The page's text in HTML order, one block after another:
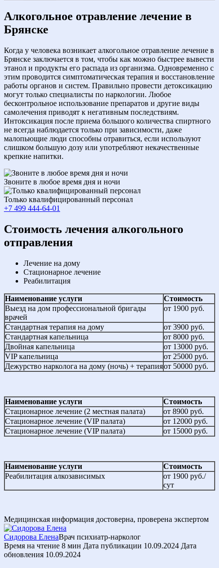
Алкогольное отравление лечение в
Брянске
Когда у человека возникает алкогольное отравление лечение в
Брянске заключается в том, чтобы как можно быстрее вывести
этанол и продукты его распада из организма. Одновременно с
этим проводится симптоматическая терапия и восстановление
работы органов и систем. Правильно провести детоксикацию
могут только специалисты по наркологии. Любое
бесконтрольное использование препаратов и другие виды
самолечения приводят к негативным последствиям.
Интоксикация после приема большого количества спиртного
не всегда наблюдается только при зависимости, даже
малопьющие люди способны отравиться, если используют
слишком большую дозу или употребляют некачественные
крепкие напитки.
Звоните в любое время дня и ночи
Только квалифицированный персонал
+7 499 444-64-01
Cтоимость лечения алкогольного
отправления
Лечение на дому
Стационарное лечение
Реабилитация
Наименование услуги
Стоимость
Выезд на дом профессиональной бригады
врачей
от 1900 руб.
Стандартная терапия на дому
от 3900 руб.
Стандартная капельница
от 8000 руб.
Двойная капельница
от 13000 руб.
VIP капельница
от 25000 руб.
Дежурство нарколога на дому (ночь) + терапияот 50000 руб.
Наименование услуги
Стоимость
Стационарное лечение (2 местная палата)
от 8900 руб.
Стационарное лечение (VIP палата)
от 12000 руб.
Стационарное лечение (VIP палата)
от 15000 руб.
Наименование услуги
Стоимость
Реабилитация алкозависимых
от 1900 руб./
сут
Медицинская информация достоверна, проверена экспертом
Сидорова ЕленаВрач психиатр-нарколог
Время на чтение 8 мин Дата публикации 10.09.2024 Дата
обновления 10.09.2024